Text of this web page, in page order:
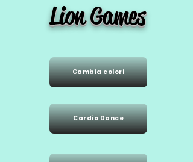
Lion Games
Cambia colori
Cardio Dance